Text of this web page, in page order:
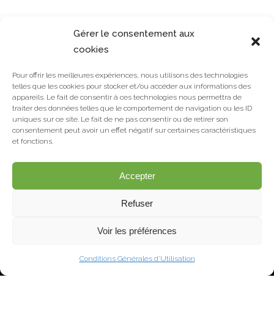
Gérer le consentement aux
cookies
Pour offrir les meilleures expériences, nous utilisons des technologies
telles que les cookies pour stocker et/ou accéder aux informations des
appareils. Le fait de consentir à ces technologies nous permettra de
traiter des données telles que le comportement de navigation ou les ID
uniques sur ce site. Le fait de ne pas consentir ou de retirer son
consentement peut avoir un effet négatif sur certaines caractéristiques
et fonctions.
Accepter
Refuser
Voir les préférences
Conditions Générales d’Utilisation
© Copyright Déat Paysage